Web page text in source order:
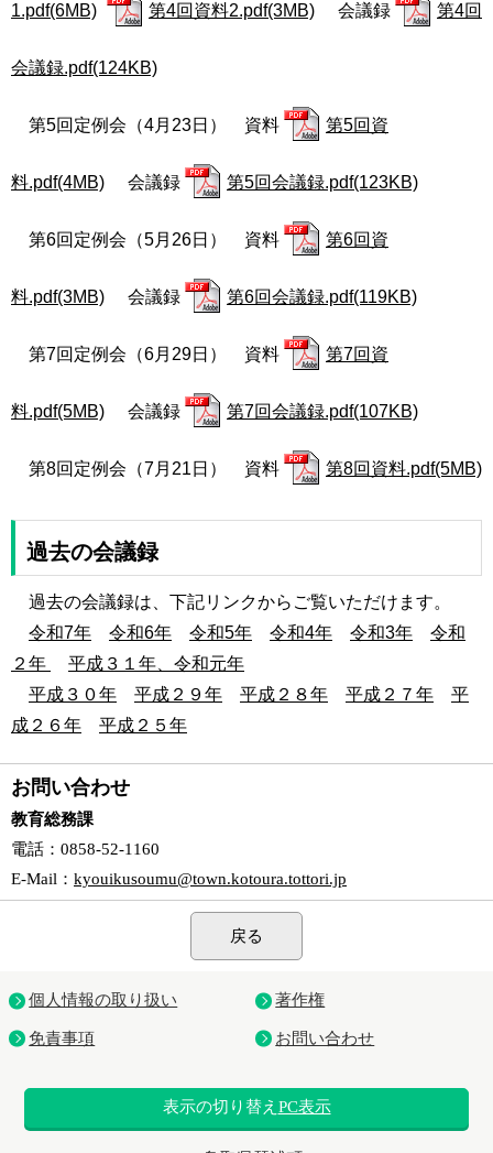
1.pdf(6MB) 第4回資料2.pdf(3MB) 会議録 第4回
会議録.pdf(124KB)
第5回定例会（4月23日 ） 資料 第5回資
料.pdf(4MB) 会議録 第5回会議録.pdf(123KB)
第6回定例会（5月26日） 資料 第6回資
料.pdf(3MB) 会議録 第6回会議録.pdf(119KB)
第7回定例会（6月29日） 資料 第7回資
料.pdf(5MB) 会議録 第7回会議録.pdf(107KB)
第8回定例会（7月21日） 資料 第8回資料.pdf(5MB)
過去の会議録
過去の会議録は、下記リンクからご覧いただけます。
令和7年
令和6年 令和5年 令和4年 令和3年
令和
２年
平成３１年、令和元年
平成３０年
平成２９年 平成２８年 平成２７年
平
成２６年
平成２５年
お問い合わせ
教育総務課
電話 ：0858-52-1160
E-Mail ： kyouikusoumu@town.kotoura.tottori.jp
戻る
個人情報の取り扱い 著作権
免責事項 お問い合わせ
表示の切り替え PC表示